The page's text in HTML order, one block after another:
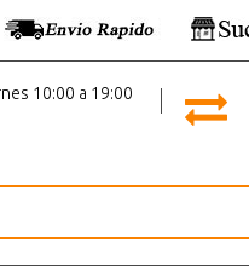
10:00 a 19:00